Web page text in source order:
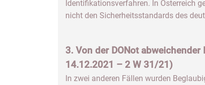
Identifikationsverfahren. In Österreich
nicht den Sicherheitsstandards des
3. Von der DONot
14.12.2021 – 2 W 31/21)
In zwei anderen Fällen wurden